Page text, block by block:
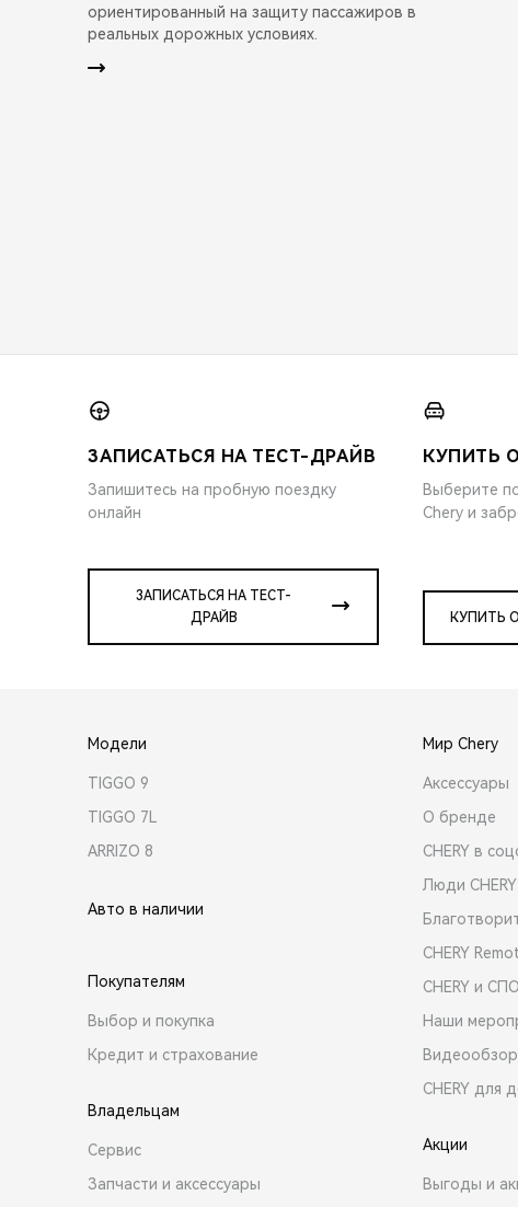
ориентированный на защиту пассажиров в
реальных дорожных условиях.
ЗАПИСАТЬСЯ НА ТЕСТ-ДРАЙВ
Запишитесь на пробную поездку
онлайн
ЗАПИСАТЬСЯ НА ТЕСТ-
ДРАЙВ
КУПИТЬ
Выберите
Chery и
КУПИТЬ
Модели
TIGGO 9
TIGGO 7L
ARRIZO 8
Авто в наличии
Покупателям
Выбор и покупка
Кредит и страхование
Владельцам
Сервис
Запчасти и аксессуары
Мир Chery
Аксессуары
О бренде
CHERY в
Люди CHERY
CHERY
CHERY и
Наши
CHERY для
Акции
Выгоды и